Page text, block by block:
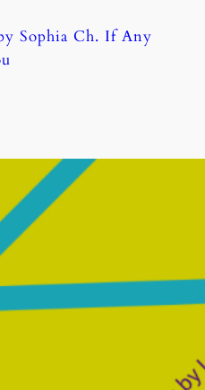
Sophia Ch. If Any